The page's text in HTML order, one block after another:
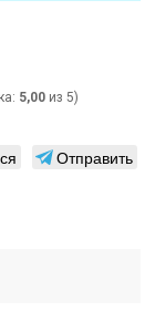
5,00 из 5)
Отправить